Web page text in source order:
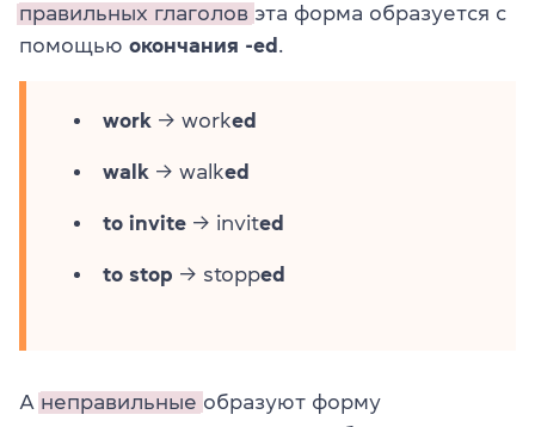
правильных глаголов эта форма образуется с
помощью окончания -ed
work → worked
walk → walked
to invite → invited
to stop → stopped
А неправильные образуют форму